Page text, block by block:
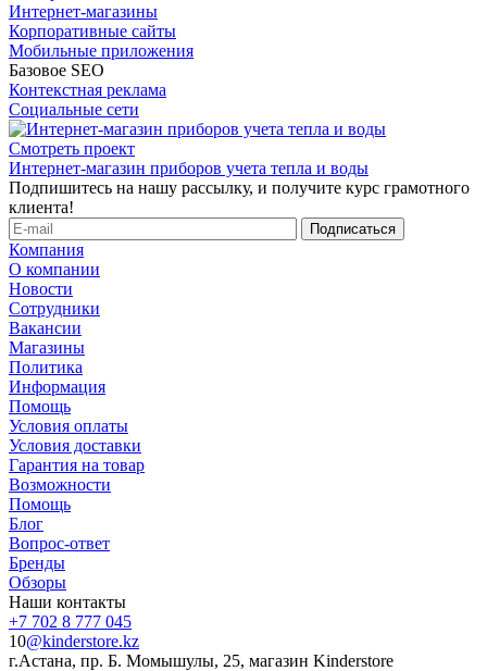
Интернет-магазины
Корпоративные сайты
Мобильные приложения
Базовое SEO
Контекстная реклама
Социальные сети
Смотреть проект
Интернет-магазин приборов учета тепла и воды
Подпишитесь на нашу рассылку, и получите курс грамотного
клиента!
Компания
О компании
Новости
Сотрудники
Вакансии
Магазины
Политика
Информация
Помощь
Условия оплаты
Условия доставки
Гарантия на товар
Возможности
Помощь
Блог
Вопрос-ответ
Бренды
Обзоры
Наши контакты
+7 702 8 777 045
10@kinderstore.kz
г.Астана, пр. Б. Момышулы, 25, магазин Kinderstore